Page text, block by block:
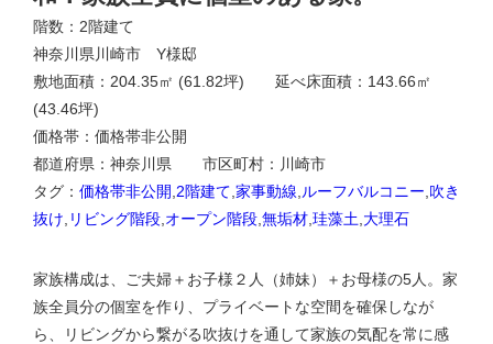
階数：2階建て
神奈川県川崎市 Y様邸
敷地面積：204.35㎡ (61.82坪) 延べ床面積：143.66㎡
(43.46坪)
価格帯：価格帯非公開
都道府県：神奈川県 市区町村：川崎市
タグ： 価格帯非公開 2階建て 家事動線 ルーフバルコニー 吹き
抜け リビング階段 オープン階段 無垢材 珪藻土 大理石
家族構成は、ご夫婦＋お子様２人（姉妹）＋お母様の5人。家
族全員分の個室を作り、プライベートな空間を確保しなが
ら、リビングから繋がる吹抜けを通して家族の気配を常に感